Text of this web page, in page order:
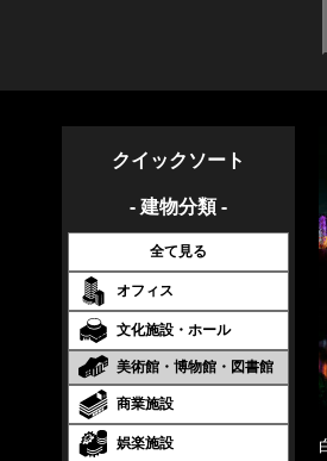
クイックソート
- 建物分類 -
全て見る
オフィス
文化施設・ホール
美術館・博物館・図書館
商業施設
娯楽施設